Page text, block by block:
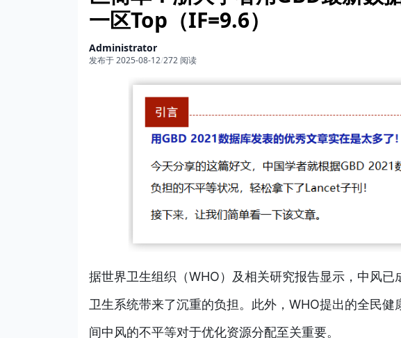
一区Top（IF=9.6）
Administrator
发布于 2025-08-12/272 阅读
据世界卫生组织（WHO）及相关研究报告显示，中风
卫生系统带来了沉重的负担。此外，WHO提出的全民
间中风的不平等对于优化资源分配至关重要。